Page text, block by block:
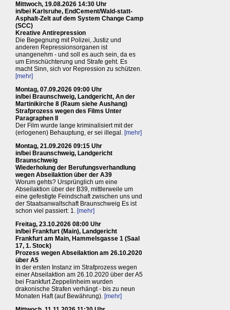
Mittwoch, 19.08.2026 14:30 Uhr
in/bei Karlsruhe, EndCement/Wald-statt-
Asphalt-Zelt auf dem System Change Camp
(SCC)
Kreative Antirepression
Die Begegnung mit Polizei, Justiz und
anderen Repressionsorganen ist
unangenehm - und soll es auch sein, da es
um Einschüchterung und Strafe geht. Es
macht Sinn, sich vor Repression zu schützen.
[mehr]
Montag, 07.09.2026 09:00 Uhr
in/bei Braunschweig, Landgericht, An der
Martinikirche 8 (Raum siehe Aushang)
Strafprozess wegen des Films Unter
Paragraphen II
Der Film wurde lange kriminalisiert mit der
(erlogenen) Behauptung, er sei illegal. [mehr]
Montag, 21.09.2026 09:15 Uhr
in/bei Braunschweig, Landgericht
Braunschweig
Wiederholung der Berufungsverhandlung
wegen Abseilaktion über der A39
Worum gehts? Ursprünglich um eine
Abseilaktion über der B39, mittlerweile um
eine gefestigte Feindschaft zwischen uns und
der Staatsanwaltschaft Braunschweig Es ist
schon viel passiert: 1. [mehr]
Freitag, 23.10.2026 08:00 Uhr
in/bei Frankfurt (Main), Landgericht
Frankfurt am Main, Hammelsgasse 1 (Saal
17, 1. Stock)
Prozess wegen Abseilaktion am 26.10.2020
über A5
In der ersten Instanz im Strafprozess wegen
einer Abseilaktion am 26.10.2020 über der A5
bei Frankfurt Zeppelinheim wurden
drakonische Strafen verhängt - bis zu neun
Monaten Haft (auf Bewährung). [mehr]